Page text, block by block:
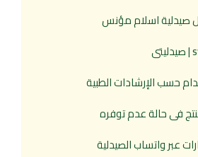
صيدلية اسلام مؤنس
حسب الإرشادات الطبية
فى حالة عدم توفره
عبر واتساب الصيدلية